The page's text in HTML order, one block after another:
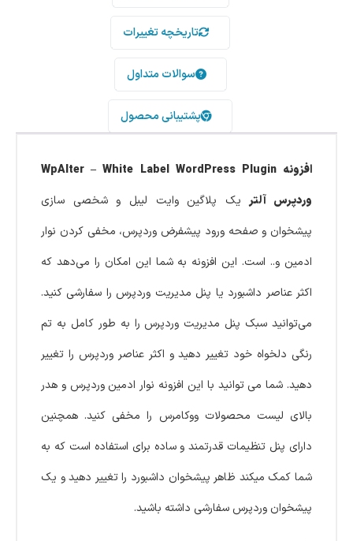
تاریخچه تغییرات
سوالات متداول
پشتیبانی محصول
افزونه WpAlter – White Label WordPress Plugin
وردپرس آلتریک پلاگین وایت ‌لیبل و شخصی ‌سازی
پیشخوان و صفحه ورود پیشفرض وردپرس، مخفی کردن نوار
ادمین و.. است. این افزونه به شما این امکان را می‌دهد که
اکثر عناصر داشبورد یا پنل مدیریت وردپرس را سفارشی کنید.
می‌توانید سبک پنل مدیریت وردپرس را به طور کامل به تم
رنگی دلخواه خود تغییر دهید و اکثر عناصر وردپرس را تغییر
دهید. شما می توانید با این افزونه نوار ادمین وردپرس و هدر
بالای لیست محصولات ووکامرس را مخفی کنید. همچنین
دارای پنل تنظیمات قدرتمند و ساده برای استفاده است که به
شما کمک میکند ظاهر پیشخوان داشبورد را تغییر دهید و یک
پیشخوان وردپرس سفارشی داشته باشید.